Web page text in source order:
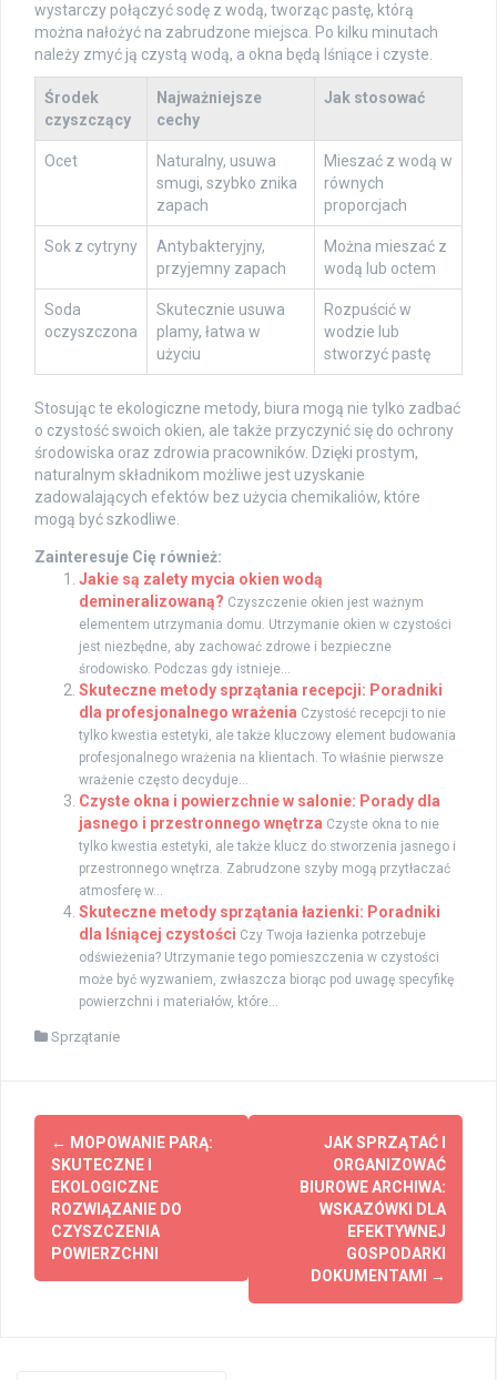
wystarczy połączyć sodę z wodą, tworząc pastę, którą
można nałożyć na zabrudzone miejsca. Po kilku minutach
należy zmyć ją czystą wodą, a okna będą lśniące i czyste.
Środek
czyszczący
Najważniejsze
cechy
Jak stosować
Ocet
Naturalny, usuwa
smugi, szybko znika
zapach
Mieszać z wodą w
równych
proporcjach
Sok z cytryny
Antybakteryjny,
przyjemny zapach
Można mieszać z
wodą lub octem
Soda
oczyszczona
Skutecznie usuwa
plamy, łatwa w
użyciu
Rozpuścić w
wodzie lub
stworzyć pastę
Stosując te ekologiczne metody, biura mogą nie tylko zadbać
o czystość swoich okien, ale także przyczynić się do ochrony
środowiska oraz zdrowia pracowników. Dzięki prostym,
naturalnym składnikom możliwe jest uzyskanie
zadowalających efektów bez użycia chemikaliów, które
mogą być szkodliwe.
Zainteresuje Cię również:
Jakie są zalety mycia okien wodą
demineralizowaną? Czyszczenie okien jest ważnym
elementem utrzymania domu. Utrzymanie okien w czystości
jest niezbędne, aby zachować zdrowe i bezpieczne
środowisko. Podczas gdy istnieje...
Skuteczne metody sprzątania recepcji: Poradniki
dla profesjonalnego wrażenia Czystość recepcji to nie
tylko kwestia estetyki, ale także kluczowy element budowania
profesjonalnego wrażenia na klientach. To właśnie pierwsze
wrażenie często decyduje...
Czyste okna i powierzchnie w salonie: Porady dla
jasnego i przestronnego wnętrza Czyste okna to nie
tylko kwestia estetyki, ale także klucz do stworzenia jasnego i
przestronnego wnętrza. Zabrudzone szyby mogą przytłaczać
atmosferę w...
Skuteczne metody sprzątania łazienki: Poradniki
dla lśniącej czystości Czy Twoja łazienka potrzebuje
odświeżenia? Utrzymanie tego pomieszczenia w czystości
może być wyzwaniem, zwłaszcza biorąc pod uwagę specyfikę
powierzchni i materiałów, które...
Sprzątanie
Zobacz
wpisy
← MOPOWANIE PARĄ:
SKUTECZNE I
EKOLOGICZNE
ROZWIĄZANIE DO
CZYSZCZENIA
POWIERZCHNI
JAK SPRZĄTAĆ I
ORGANIZOWAĆ
BIUROWE ARCHIWA:
WSKAZÓWKI DLA
EFEKTYWNEJ
GOSPODARKI
DOKUMENTAMI
→